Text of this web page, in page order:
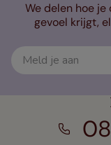
We delen hoe
gevoel krijgt,